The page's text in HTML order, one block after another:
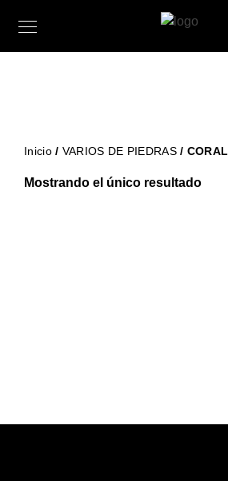
Inicio/ VARIOS DE PIEDRAS/ CORAL
Mostrando el único resultado